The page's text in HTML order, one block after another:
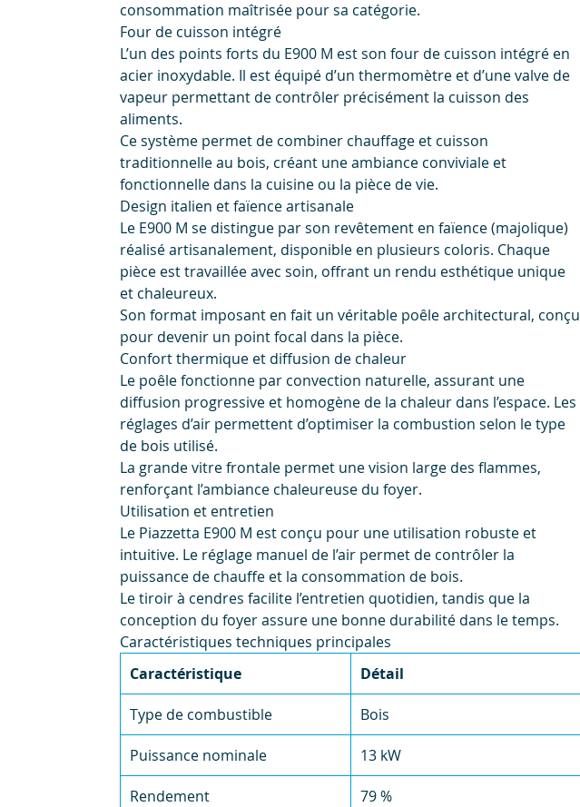
consommation maîtrisée pour sa catégorie.
Four de cuisson intégré
L’un des points forts du E900 M est son four de cuisson intégré en
acier inoxydable. Il est équipé d’un thermomètre et d’une valve de
vapeur permettant de contrôler précisément la cuisson des
aliments.
Ce système permet de combiner chauffage et cuisson
traditionnelle au bois, créant une ambiance conviviale et
fonctionnelle dans la cuisine ou la pièce de vie.
Design italien et faïence artisanale
Le E900 M se distingue par son revêtement en faïence (majolique)
réalisé artisanalement, disponible en plusieurs coloris. Chaque
pièce est travaillée avec soin, offrant un rendu esthétique unique
et chaleureux.
Son format imposant en fait un véritable poêle architectural, conçu
pour devenir un point focal dans la pièce.
Confort thermique et diffusion de chaleur
Le poêle fonctionne par convection naturelle, assurant une
diffusion progressive et homogène de la chaleur dans l’espace. Les
réglages d’air permettent d’optimiser la combustion selon le type
de bois utilisé.
La grande vitre frontale permet une vision large des flammes,
renforçant l’ambiance chaleureuse du foyer.
Utilisation et entretien
Le Piazzetta E900 M est conçu pour une utilisation robuste et
intuitive. Le réglage manuel de l’air permet de contrôler la
puissance de chauffe et la consommation de bois.
Le tiroir à cendres facilite l’entretien quotidien, tandis que la
conception du foyer assure une bonne durabilité dans le temps.
Caractéristiques techniques principales
Caractéristique
Détail
Type de combustible Bois
Puissance nominale 13 kW
Rendement 79 %